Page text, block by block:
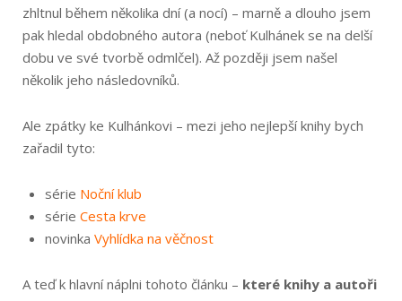
zhltnul během několika dní (a nocí) – marně a dlouho jsem
pak hledal obdobného autora (neboť Kulhánek se na delší
dobu ve své tvorbě odmlčel). Až později jsem našel
několik jeho následovníků.
Ale zpátky ke Kulhánkovi – mezi jeho nejlepší knihy bych
zařadil tyto:
série Noční klub
série Cesta krve
novinka Vyhlídka na věčnost
A teď k hlavní náplni tohoto článku – které knihy a autoři